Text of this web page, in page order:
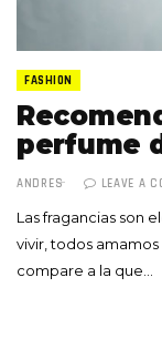
FASHION
perfume
ANDRES LEAVE A
Las fragancias son
vivir, todos
compare a la que…